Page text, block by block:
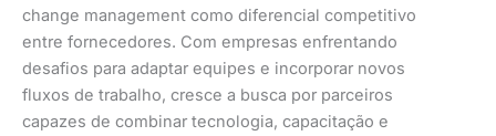
change management como diferencial competitivo
entre fornecedores. Com empresas enfrentando
desafios para adaptar equipes e incorporar novos
fluxos de trabalho, cresce a busca por parceiros
capazes de combinar tecnologia, capacitação e